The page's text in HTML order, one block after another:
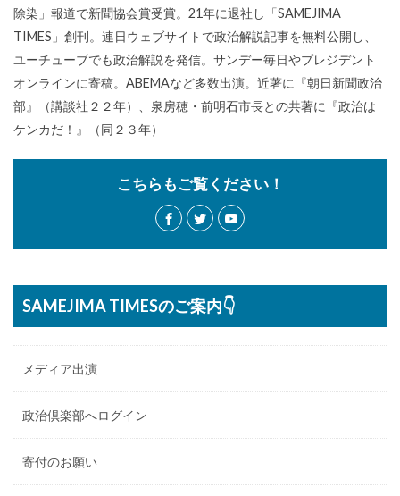
除染」報道で新聞協会賞受賞。21年に退社し「SAMEJIMA
TIMES」創刊。連日ウェブサイトで政治解説記事を無料公開し、
ユーチューブでも政治解説を発信。サンデー毎日やプレジデント
オンラインに寄稿。ABEMAなど多数出演。近著に『朝日新聞政治
部』（講談社２２年）、泉房穂・前明石市長との共著に『政治は
ケンカだ！』（同２３年）
こちらもご覧ください！
SAMEJIMA TIMESのご案内👇
メディア出演
政治倶楽部へログイン
寄付のお願い